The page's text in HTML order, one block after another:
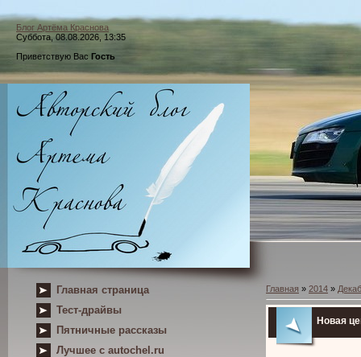
Блог Артёма Краснова
Суббота, 08.08.2026, 13:35
Приветствую Вас Гость
Главная страница
Тест-драйвы
Пятничные рассказы
Лучшее с autochel.ru
Главная » 2014 »
Новая